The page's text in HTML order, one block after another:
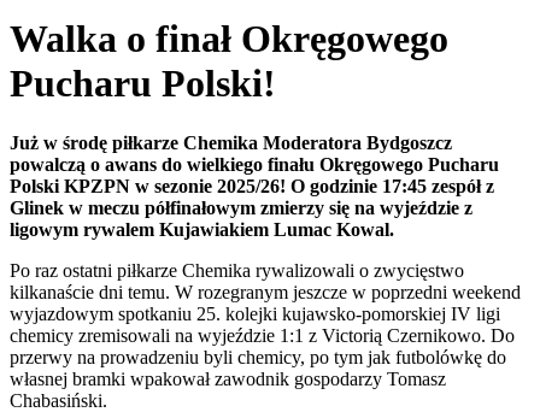
Walka o finał Okręgowego
Pucharu Polski!
Już w środę piłkarze Chemika Moderatora Bydgoszcz
powalczą o awans do wielkiego finału Okręgowego Pucharu
Polski KPZPN w sezonie 2025/26! O godzinie 17:45 zespół z
Glinek w meczu półfinałowym zmierzy się na wyjeździe z
ligowym rywalem Kujawiakiem Lumac Kowal.
Po raz ostatni piłkarze Chemika rywalizowali o zwycięstwo
kilkanaście dni temu. W rozegranym jeszcze w poprzedni weekend
wyjazdowym spotkaniu 25. kolejki kujawsko-pomorskiej IV ligi
chemicy zremisowali na wyjeździe 1:1 z Victorią Czernikowo. Do
przerwy na prowadzeniu byli chemicy, po tym jak futbolówkę do
własnej bramki wpakował zawodnik gospodarzy Tomasz
Chabasiński.